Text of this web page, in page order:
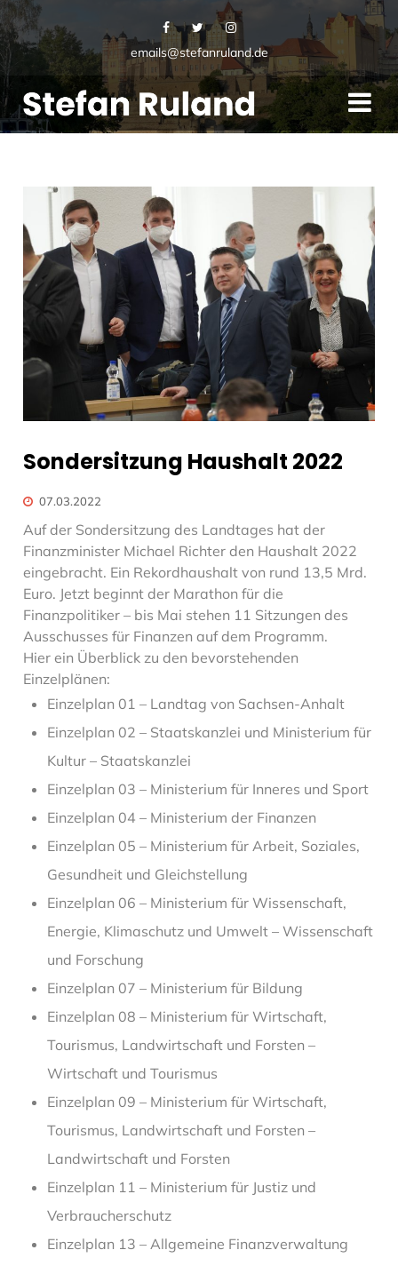
emails@stefanruland.de
Sondersitzung Haushalt 2022
07.03.2022
Auf der Sondersitzung des Landtages hat der
Finanzminister Michael Richter den Haushalt 2022
eingebracht. Ein Rekordhaushalt von rund 13,5 Mrd.
Euro. Jetzt beginnt der Marathon für die
Finanzpolitiker – bis Mai stehen 11 Sitzungen des
Ausschusses für Finanzen auf dem Programm.
Hier ein Überblick zu den bevorstehenden
Einzelplänen:
Einzelplan 01 – Landtag von Sachsen-Anhalt
Einzelplan 02 – Staatskanzlei und Ministerium für
Kultur – Staatskanzlei
Einzelplan 03 – Ministerium für Inneres und Sport
Einzelplan 04 – Ministerium der Finanzen
Einzelplan 05 – Ministerium für Arbeit, Soziales,
Gesundheit und Gleichstellung
Einzelplan 06 – Ministerium für Wissenschaft,
Energie, Klimaschutz und Umwelt – Wissenschaft
und Forschung
Einzelplan 07 – Ministerium für Bildung
Einzelplan 08 – Ministerium für Wirtschaft,
Tourismus, Landwirtschaft und Forsten –
Wirtschaft und Tourismus
Einzelplan 09 – Ministerium für Wirtschaft,
Tourismus, Landwirtschaft und Forsten –
Landwirtschaft und Forsten
Einzelplan 11 – Ministerium für Justiz und
Verbraucherschutz
Einzelplan 13 – Allgemeine Finanzverwaltung